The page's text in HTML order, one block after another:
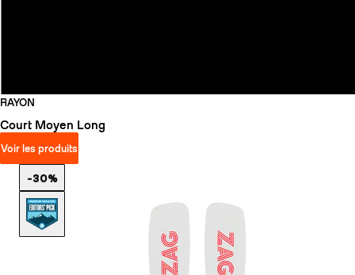
RAYON
Court Moyen Long
Voir les produits
-30%